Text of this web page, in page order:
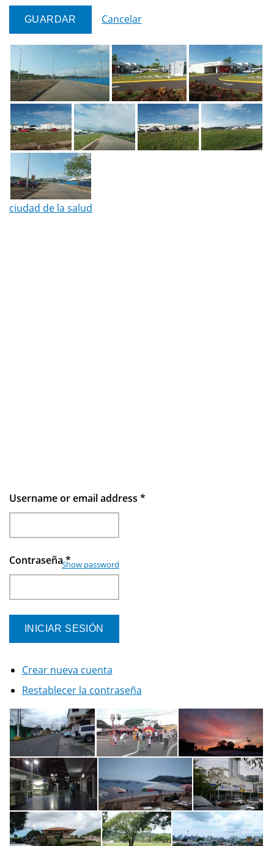
Cancelar
ciudad de la salud
Username or email address *
Contraseña*
Show password
Crear nueva cuenta
Restablecer la contraseña